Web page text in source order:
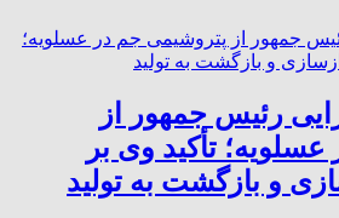
رئیس جمهور از
تأکید وی بر
و بازگشت به تولید